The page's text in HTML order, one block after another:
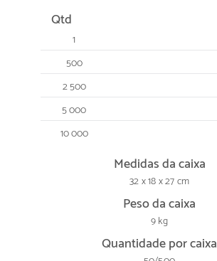
Qtd
1
500
2 500
5 000
10 000
Medidas da caixa
32 x 18 x 27 cm
Peso da caixa
9 kg
Quantidade por caixa